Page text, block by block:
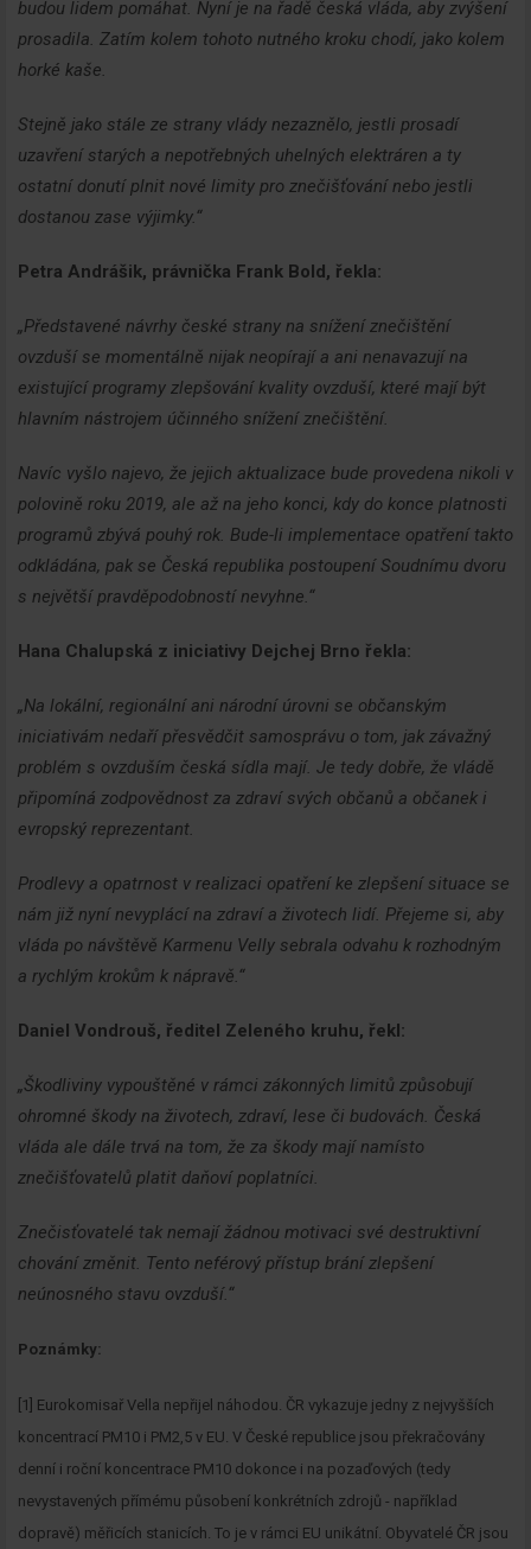
budou lidem pomáhat. Nyní je na řadě česká vláda, aby zvýšení
prosadila. Zatím kolem tohoto nutného kroku chodí, jako kolem
horké kaše.
Stejně jako stále ze strany vlády nezaznělo, jestli prosadí
uzavření starých a nepotřebných uhelných elektráren a ty
ostatní donutí plnit nové limity pro znečišťování nebo jestli
dostanou zase výjimky.“
Petra Andrášik, právnička Frank Bold, řekla:
„Představené návrhy české strany na snížení znečištění
ovzduší se momentálně nijak neopírají a ani nenavazují na
existující programy zlepšování kvality ovzduší, které mají být
hlavním nástrojem účinného snížení znečištění.
Navíc vyšlo najevo, že jejich aktualizace bude provedena nikoli v
polovině roku 2019, ale až na jeho konci, kdy do konce platnosti
programů zbývá pouhý rok. Bude-li implementace opatření takto
odkládána, pak se Česká republika postoupení Soudnímu dvoru
s největší pravděpodobností nevyhne.“
Hana Chalupská z iniciativy Dejchej Brno řekla:
„Na lokální, regionální ani národní úrovni se občanským
iniciativám nedaří přesvědčit samosprávu o tom, jak závažný
problém s ovzduším česká sídla mají. Je tedy dobře, že vládě
připomíná zodpovědnost za zdraví svých občanů a občanek i
evropský reprezentant.
Prodlevy a opatrnost v realizaci opatření ke zlepšení situace se
nám již nyní nevyplácí na zdraví a životech lidí. Přejeme si, aby
vláda po návštěvě Karmenu Velly sebrala odvahu k rozhodným
a rychlým krokům k nápravě.“
Daniel Vondrouš, ředitel Zeleného kruhu, řekl:
„Škodliviny vypouštěné v rámci zákonných limitů způsobují
ohromné škody na životech, zdraví, lese či budovách. Česká
vláda ale dále trvá na tom, že za škody mají namísto
znečišťovatelů platit daňoví poplatníci.
Znečisťovatelé tak nemají žádnou motivaci své destruktivní
chování změnit. Tento neférový přístup brání zlepšení
neúnosného stavu ovzduší.“
Poznámky:
[1] Eurokomisař Vella nepřijel náhodou. ČR vykazuje jedny z nejvyšších
koncentrací PM10 i PM2,5 v EU. V České republice jsou překračovány
denní i roční koncentrace PM10 dokonce i na pozaďových (tedy
nevystavených přímému působení konkrétních zdrojů - například
dopravě) měřicích stanicích. To je v rámci EU unikátní. Obyvatelé ČR jsou